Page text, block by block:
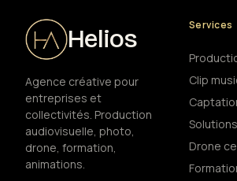
Helios
Agence créative pour
entreprises et
collectivités. Production
audiovisuelle, photo,
drone, formation,
animations.
Services
Clip
Drone